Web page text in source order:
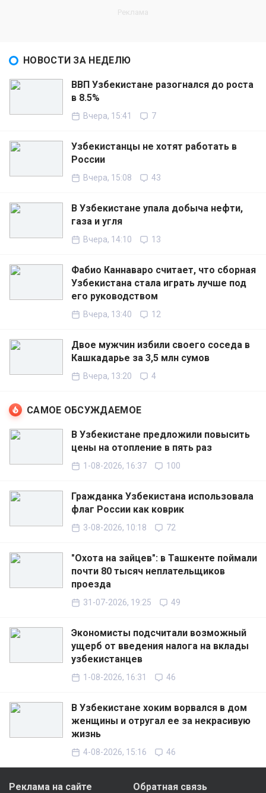
НОВОСТИ ЗА НЕДЕЛЮ
ВВП Узбекистане разогнался до роста
в 8.5%
Вчера, 15:41 7
Узбекистанцы не хотят работать в
России
Вчера, 15:08 43
В Узбекистане упала добыча нефти,
газа и угля
Вчера, 14:10 13
Фабио Каннаваро считает, что сборная
Узбекистана стала играть лучше под
его руководством
Вчера, 13:40 12
Двое мужчин избили своего соседа в
Кашкадарье за 3,5 млн сумов
Вчера, 13:20 4
САМОЕ ОБСУЖДАЕМОЕ
В Узбекистане предложили повысить
цены на отопление в пять раз
1-08-2026, 16:37 100
Гражданка Узбекистана использовала
флаг России как коврик
3-08-2026, 10:18 72
"Охота на зайцев": в Ташкенте поймали
почти 80 тысяч неплательщиков
проезда
31-07-2026, 19:25 49
Экономисты подсчитали возможный
ущерб от введения налога на вклады
узбекистанцев
1-08-2026, 16:31 46
В Узбекистане хоким ворвался в дом
женщины и отругал ее за некрасивую
жизнь
4-08-2026, 15:16 46
Реклама на сайте Обратная связь